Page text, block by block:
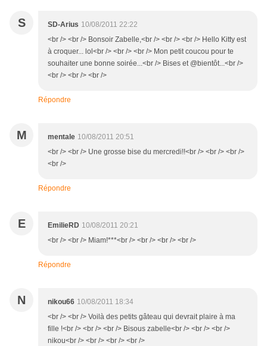
S SD-Arius 10/08/2011 22:22
<br /> <br /> Bonsoir Zabelle,<br /> <br /> <br /> Hello Kitty est
à croquer... lol<br /> <br /> <br /> Mon petit coucou pour te
souhaiter une bonne soirée...<br /> Bises et @bientôt...<br />
<br /> <br /> <br />
Répondre
M mentale 10/08/2011 20:51
<br /> <br /> Une grosse bise du mercredi!!<br /> <br /> <br />
<br />
Répondre
E EmilieRD 10/08/2011 20:21
<br /> <br /> Miam!***<br /> <br /> <br /> <br />
Répondre
N nikou66 10/08/2011 18:34
<br /> <br /> Voilà des petits gâteau qui devrait plaire à ma
fille !<br /> <br /> <br /> Bisous zabelle<br /> <br /> <br />
nikou<br /> <br /> <br /> <br />